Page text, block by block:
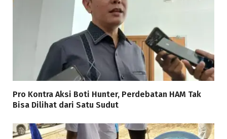
Pro Kontra Aksi Boti Hunter, Perdebatan HAM Tak
Bisa Dilihat dari Satu Sudut